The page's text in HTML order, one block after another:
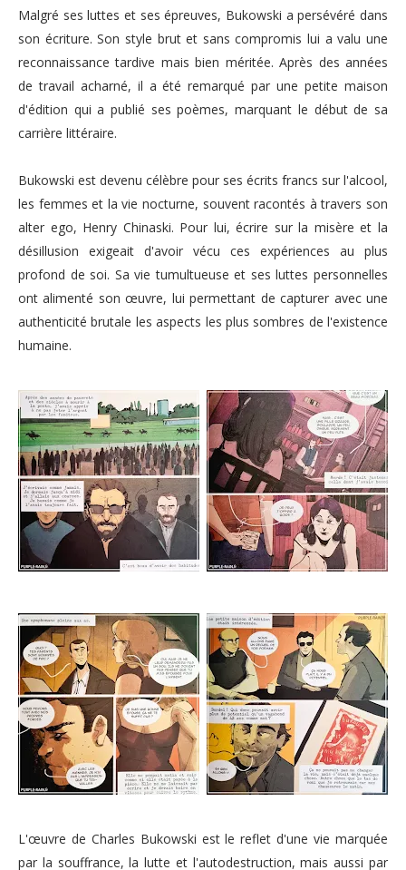
Malgré ses luttes et ses épreuves, Bukowski a persévéré dans
son écriture. Son style brut et sans compromis lui a valu une
reconnaissance tardive mais bien méritée. Après des années
de travail acharné, il a été remarqué par une petite maison
d'édition qui a publié ses poèmes, marquant le début de sa
carrière littéraire.
Bukowski est devenu célèbre pour ses écrits francs sur l'alcool,
les femmes et la vie nocturne, souvent racontés à travers son
alter ego, Henry Chinaski. Pour lui, écrire sur la misère et la
désillusion exigeait d'avoir vécu ces expériences au plus
profond de soi. Sa vie tumultueuse et ses luttes personnelles
ont alimenté son œuvre, lui permettant de capturer avec une
authenticité brutale les aspects les plus sombres de l'existence
humaine.
L'œuvre de Charles Bukowski est le reflet d'une vie marquée
par la souffrance, la lutte et l'autodestruction, mais aussi par